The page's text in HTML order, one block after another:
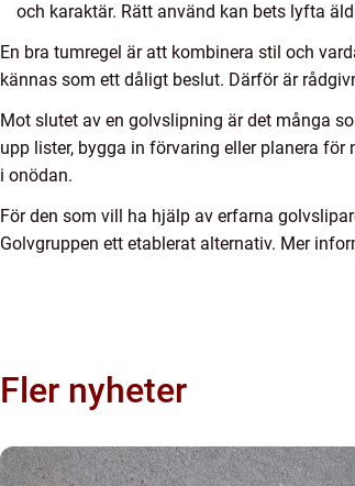
och karaktär. Rätt använd kan bets lyfta
En bra tumregel är att kombinera stil och
kännas som ett dåligt beslut. Därför är
Mot slutet av en golvslipning är det många
upp lister, bygga in förvaring eller planera
i onödan.
För den som vill ha hjälp av erfarna
Golvgruppen ett etablerat alternativ. Mer
Fler nyheter